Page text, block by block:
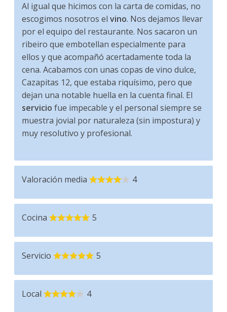
Al igual que hicimos con la carta de comidas, no
escogimos nosotros elvino. Nos dejamos llevar
por el equipo del restaurante. Nos sacaron un
ribeiro que embotellan especialmente para
ellos y que acompañó acertadamente toda la
cena. Acabamos con unas copas de vino dulce,
Cazapitas 12, que estaba riquísimo, pero que
dejan una notable huella en la cuenta final. El
servicio fue impecable y el personal siempre se
muestra jovial por naturaleza (sin impostura) y
muy resolutivo y profesional.
Valoración media 4
Cocina 5
Servicio 5
Local 4